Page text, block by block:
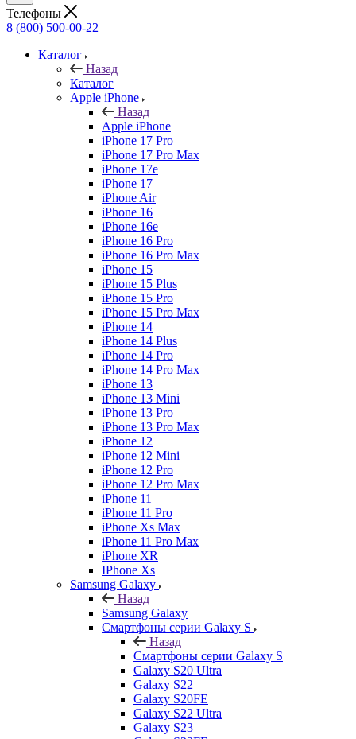
Телефоны
8 (800) 500-00-22
Каталог
Назад
Каталог
Apple iPhone
Назад
Apple iPhone
iPhone 17 Pro
iPhone 17 Pro Max
iPhone 17e
iPhone 17
iPhone Air
iPhone 16
iPhone 16e
iPhone 16 Pro
iPhone 16 Pro Max
iPhone 15
iPhone 15 Plus
iPhone 15 Pro
iPhone 15 Pro Max
iPhone 14
iPhone 14 Plus
iPhone 14 Pro
iPhone 14 Pro Max
iPhone 13
iPhone 13 Mini
iPhone 13 Pro
iPhone 13 Pro Max
iPhone 12
iPhone 12 Mini
iPhone 12 Pro
iPhone 12 Pro Max
iPhone 11
iPhone 11 Pro
iPhone Xs Max
iPhone 11 Pro Max
iPhone XR
IPhone Xs
Samsung Galaxy
Назад
Samsung Galaxy
Смартфоны серии Galaxy S
Назад
Смартфоны серии Galaxy S
Galaxy S20 Ultra
Galaxy S22
Galaxy S20FE
Galaxy S22 Ultra
Galaxy S23